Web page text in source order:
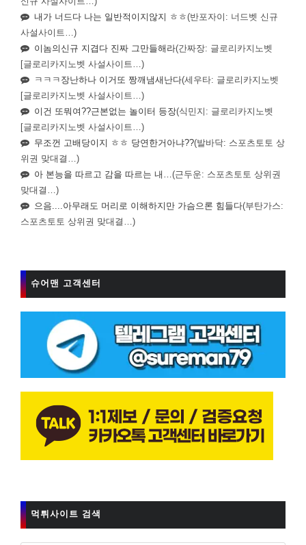
내가 너드다 나는 일반적이지않지 ㅎㅎ(반포자이: 너드벳 신규
사설사이트…)
이놈의신규 지겹다 진짜 그만들해라(간짜장: 글로리카지노벳
[글로리카지노벳 사설사이트…)
ㅋㅋㅋ장난하나 이거또 짱깨냄새난다(세우타: 글로리카지노벳
[글로리카지노벳 사설사이트…)
이건 또뭐여??근본없는 놀이터 등장(식민지: 글로리카지노벳
[글로리카지노벳 사설사이트…)
무조껀 고배당이지 ㅎㅎ 당연한거아냐??(발바닥: 스포츠토토 상
위권 맞대결…)
아 본능을 따르고 감을 따르는 내…(근두운: 스포츠토토 상위권
맞대결…)
으음....아무래도 머리로 이해하지만 가슴으론 힘들다(부탄가스:
스포츠토토 상위권 맞대결…)
슈어맨 고객센터
먹튀사이트 검색